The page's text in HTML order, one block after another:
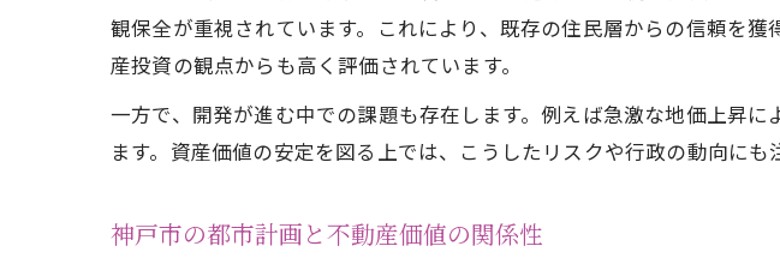
観保全が重視されています。これにより、既存の住民層からの信頼を
産投資の観点からも高く評価されています。
一方で、開発が進む中での課題も存在します。例えば急激な地価上昇
ます。資産価値の安定を図る上では、こうしたリスクや行政の動向に
神戸市の都市計画と不動産価値の関係性